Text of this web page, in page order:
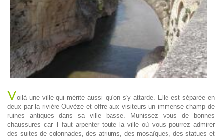
Voilà une ville qui mérite aussi qu'on s'y attarde. Elle est séparée en
deux par la rivière Ouvèze et offre aux visiteurs un immense champ de
ruines antiques dans sa ville basse. Munissez vous de bonnes
chaussures car il faut arpenter toute la ville où vous pourrez admirer
des suites de colonnades, des atriums, des mosaïques, des statues et